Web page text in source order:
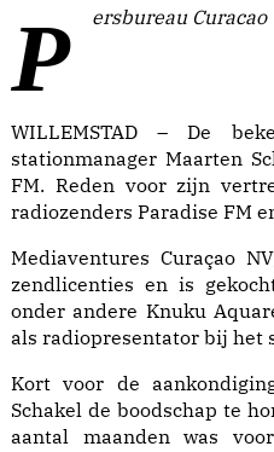
Persbureau Curacao
WILLEMSTAD – De
stationmanager Maarten
FM. Reden voor zijn
radiozenders Paradise FM
Mediaventures Curaçao
zendlicenties en is
onder andere Knuku
als radiopresentator bij het
Kort voor de
Schakel de boodschap te
aantal maanden was